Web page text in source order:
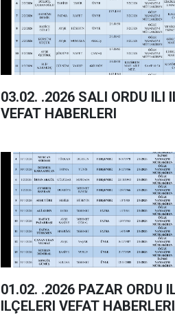
03.02. .2026 SALI ORDU ILI ILÇELERI
VEFAT HABERLERI
01.02. .2026 PAZAR ORDU ILI
ILÇELERI VEFAT HABERLERI